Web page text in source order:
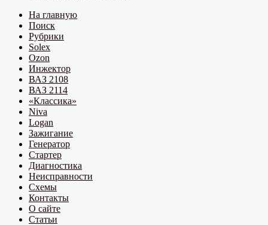
На главную
Поиск
Рубрики
Solex
Ozon
Инжектор
ВАЗ 2108
ВАЗ 2114
«Классика»
Niva
Logan
Зажигание
Генератор
Стартер
Диагностика
Неисправности
Схемы
Контакты
О сайте
Статьи